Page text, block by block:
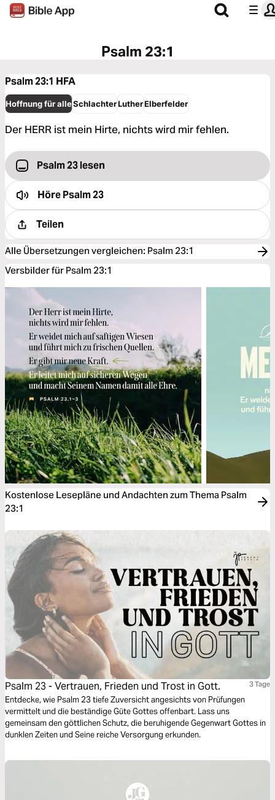
Psalm 23:1
Psalm 23:1 HFA
Hoffnung für alleSchlachterLutherElberfelder
Der HERR ist mein Hirte, nichts wird mir fehlen.
Psalm 23 lesen
HörePsalm 23
Teilen
Alle Übersetzungen vergleichen: Psalm 23:1
Versbilder für Psalm 23:1
Kostenlose Lesepläne und Andachten zum Thema Psalm
23:1
Psalm 23 - Vertrauen, Frieden und Trost in Gott. 3 Tage
Entdecke, wie Psalm 23 tiefe Zuversicht angesichts von Prüfungen
vermittelt und die beständige Güte Gottes offenbart. Lass uns
gemeinsam den göttlichen Schutz, die beruhigende Gegenwart Gottes in
dunklen Zeiten und Seine reiche Versorgung erkunden.